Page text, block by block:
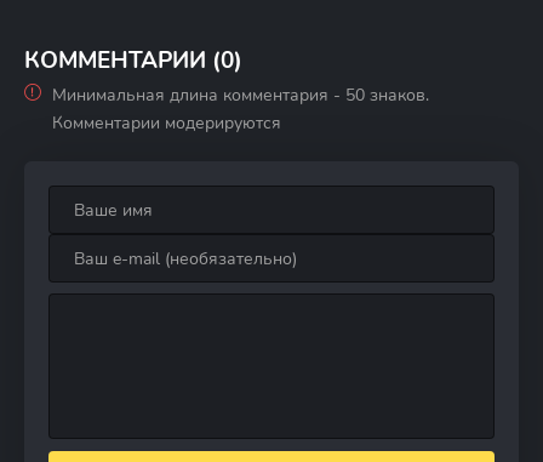
КОММЕНТАРИИ (0)
Минимальная длина комментария - 50 знаков.
Комментарии модерируются